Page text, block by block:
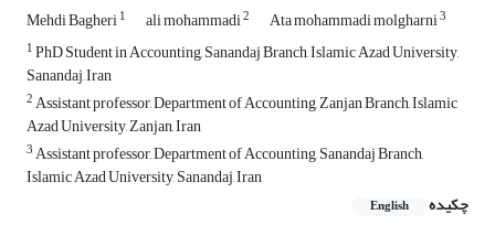
Mehdi Bagheri1 ali mohammadi2 Ata mohammadi molgharni3
1PhD Student in Accounting, Sanandaj Branch, Islamic Azad University,
Sanandaj, Iran
2Assistant professor, Department of Accounting, Zanjan Branch, Islamic
Azad University, Zanjan, Iran
3Assistant professor, Department of Accounting, Sanandaj Branch,
Islamic Azad University, Sanandaj, Iran
چکیده
English